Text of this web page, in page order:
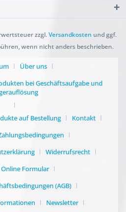
zzgl.Versandkosten und ggf.
wenn nicht anders beschrieben.
Über uns
bei Geschäftsaufgabe und
auf Bestellung
Kontakt
Widerrufsrecht
Formular
(AGB)
Newsletter